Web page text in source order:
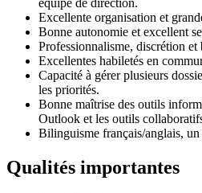
Excellente organisation et
Bonne autonomie et excellent
Professionnalisme, discrétion et
Excellentes habiletés en
Capacité à gérer plusieurs
les priorités.
Bonne maîtrise des outils
Outlook et les outils
Bilinguisme français/anglais,
Qualités importantes